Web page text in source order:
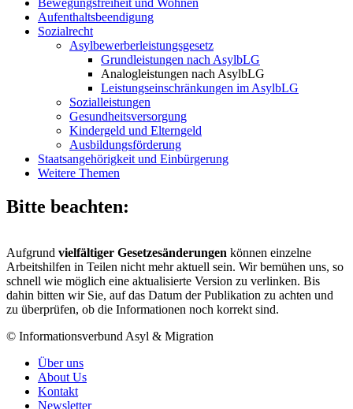
Bewegungsfreiheit und Wohnen
Aufenthaltsbeendigung
Sozialrecht
Asylbewerberleistungsgesetz
Grundleistungen nach AsylbLG
Analogleistungen nach AsylbLG
Leistungseinschränkungen im AsylbLG
Sozialleistungen
Gesundheitsversorgung
Kindergeld und Elterngeld
Ausbildungsförderung
Staatsangehörigkeit und Einbürgerung
Weitere Themen
Bitte beachten:
Aufgrund vielfältiger Gesetzesänderungen können einzelne
Arbeitshilfen in Teilen nicht mehr aktuell sein. Wir bemühen uns, so
schnell wie möglich eine aktualisierte Version zu verlinken. Bis
dahin bitten wir Sie, auf das Datum der Publikation zu achten und
zu überprüfen, ob die Informationen noch korrekt sind.
© Informationsverbund Asyl & Migration
Über uns
About Us
Kontakt
Newsletter